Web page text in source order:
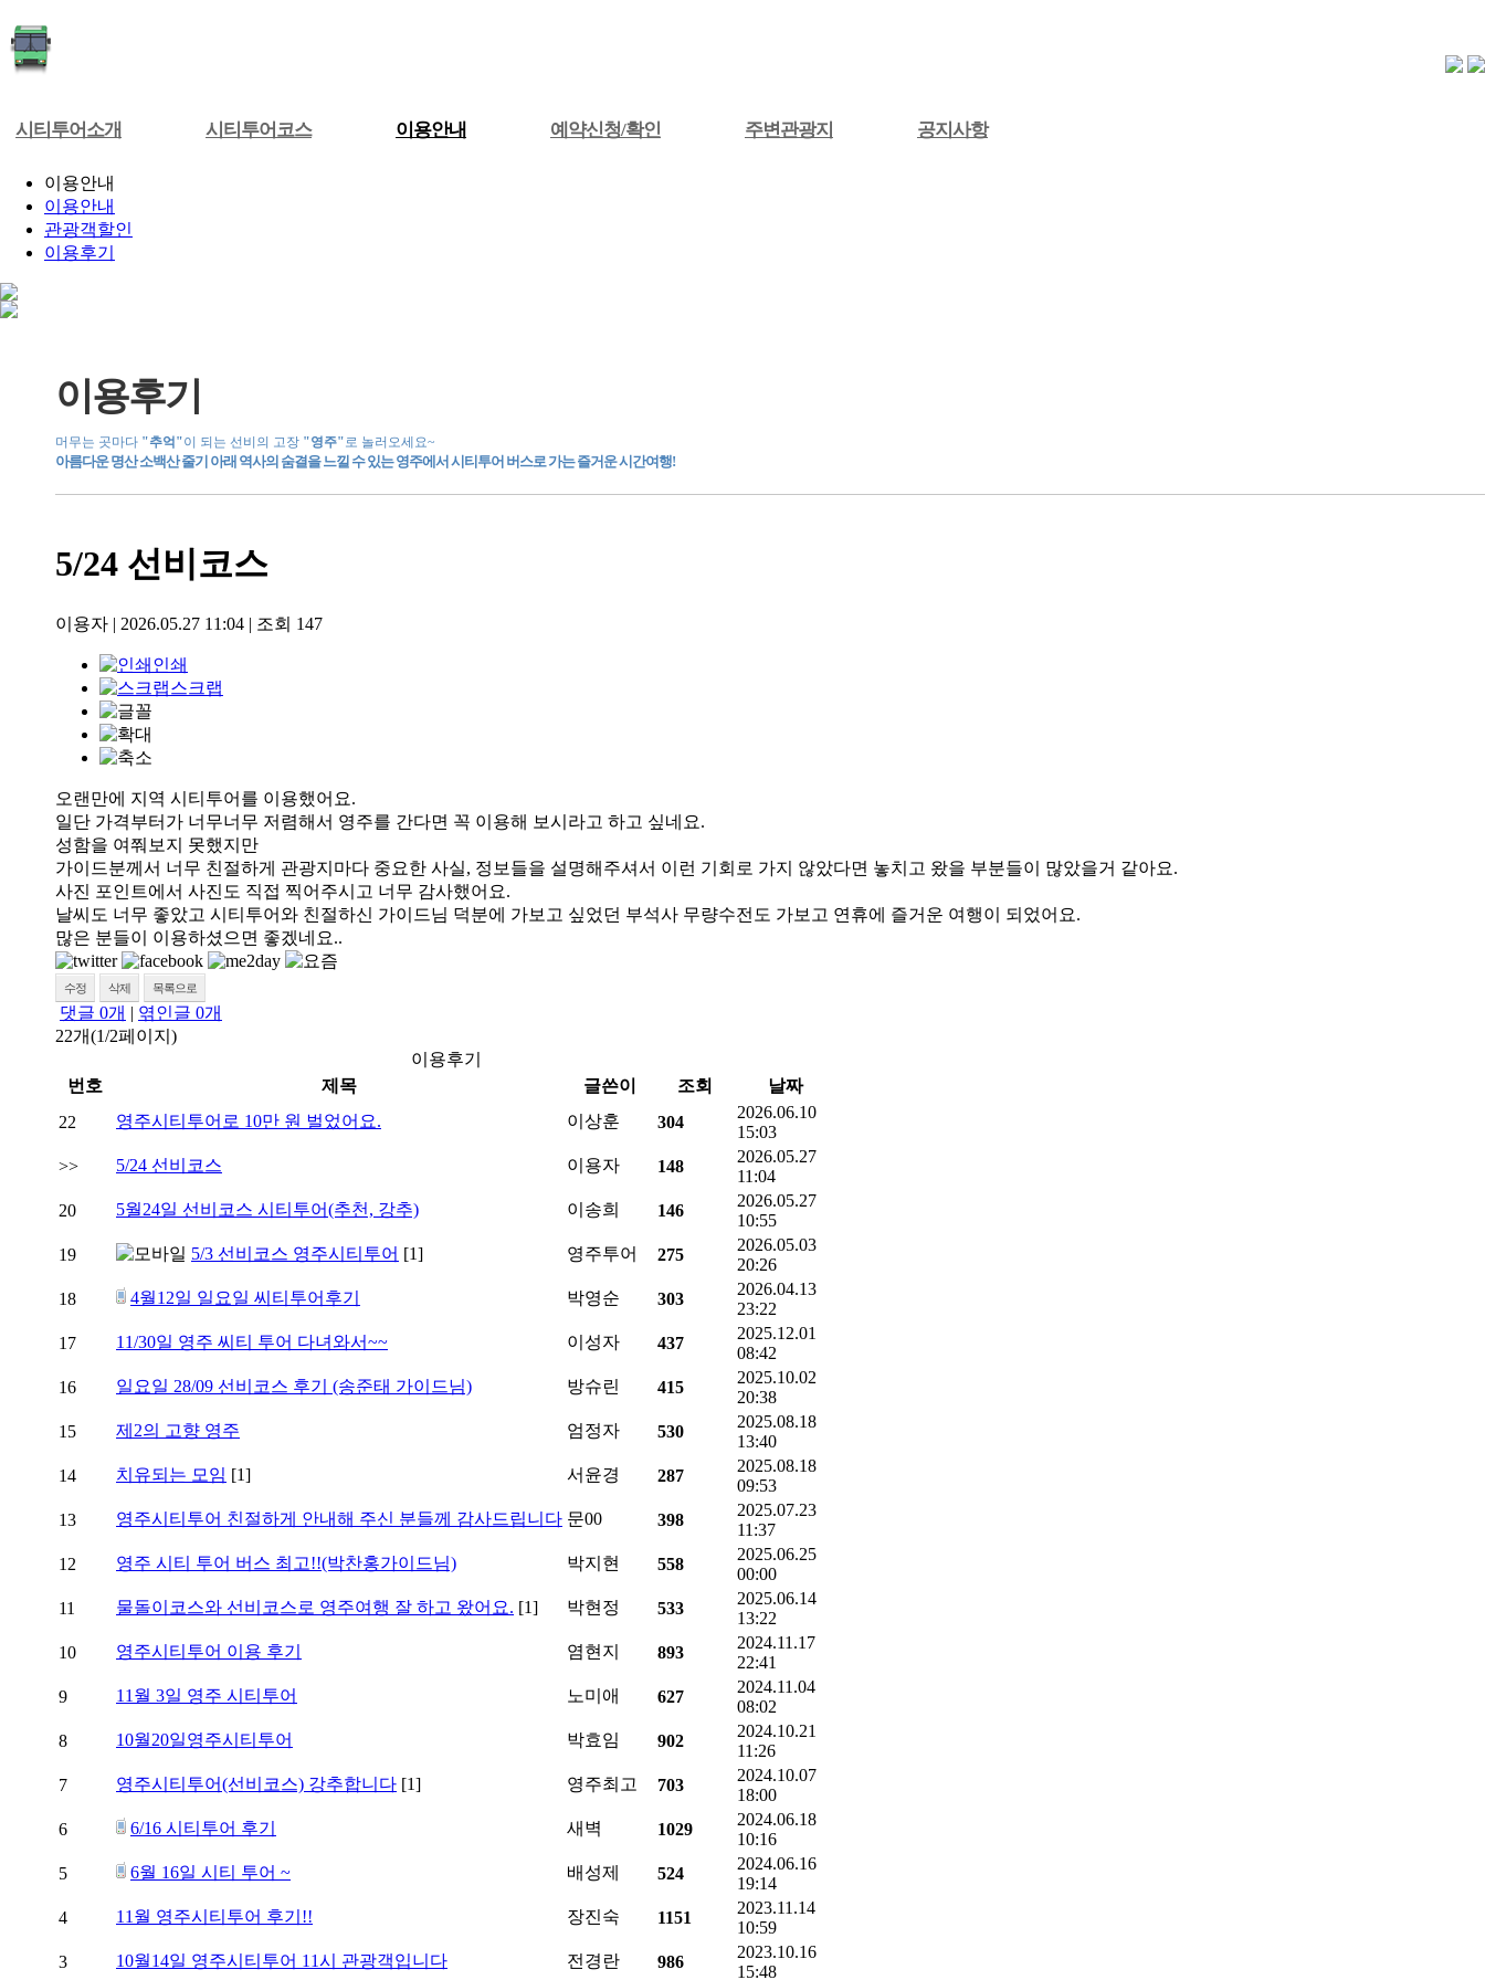
시티투어소개 시티투어코스 이용안내 예약신청/확인 주변관광지 공지사항
이용안내
이용안내
관광객할인
이용후기
이용후기
머무는 곳마다 "추억"이 되는 선비의 고장 "영주"로 놀러오세요~
아름다운 명산 소백산 줄기 아래 역사의 숨결을 느낄 수 있는 영주에서 시티투어 버스로 가는 즐거운 시간여행!
5/24 선비코스
이용자 | 2026.05.27 11:04 | 조회 147
인쇄
스크랩
오랜만에 지역 시티투어를 이용했어요.
일단 가격부터가 너무너무 저렴해서 영주를 간다면 꼭 이용해 보시라고 하고 싶네요.
성함을 여쭤보지 못했지만
가이드분께서 너무 친절하게 관광지마다 중요한 사실, 정보들을 설명해주셔서 이런 기회로 가지 않았다면 놓치고 왔을 부분들이 많았을거 같아요.
사진 포인트에서 사진도 직접 찍어주시고 너무 감사했어요.
날씨도 너무 좋았고 시티투어와 친절하신 가이드님 덕분에 가보고 싶었던 부석사 무량수전도 가보고 연휴에 즐거운 여행이 되었어요.
많은 분들이 이용하셨으면 좋겠네요..
수정 삭제 목록으로
댓글 0개 | 엮인글 0개
22개(1/2페이지)
이용후기
번호
제목 글쓴이 조회
날짜
22
영주시티투어로 10만 원 벌었어요. 이상훈 304
2026.06.10
15:03
>>
5/24 선비코스 이용자 148
2026.05.27
11:04
20
5월24일 선비코스 시티투어(추천, 강추) 이송희 146
2026.05.27
10:55
19
5/3 선비코스 영주시티투어 [1] 영주투어 275
2026.05.03
20:26
18
4월12일 일요일 씨티투어후기 박영순 303
2026.04.13
23:22
17
11/30일 영주 씨티 투어 다녀와서~~ 이성자 437
2025.12.01
08:42
16
일요일 28/09 선비코스 후기 (송준태 가이드님) 방슈린 415
2025.10.02
20:38
15
제2의 고향 영주 엄정자 530
2025.08.18
13:40
14
치유되는 모임 [1] 서윤경 287
2025.08.18
09:53
13
영주시티투어 친절하게 안내해 주신 분들께 감사드립니다 문00 398
2025.07.23
11:37
12
영주 시티 투어 버스 최고!!(박찬홍가이드님) 박지현 558
2025.06.25
00:00
11
물돌이코스와 선비코스로 영주여행 잘 하고 왔어요. [1] 박현정 533
2025.06.14
13:22
10
영주시티투어 이용 후기 염현지 893
2024.11.17
22:41
9
11월 3일 영주 시티투어 노미애 627
2024.11.04
08:02
8
10월20일영주시티투어 박효임 902
2024.10.21
11:26
7
영주시티투어(선비코스) 강추합니다 [1] 영주최고 703
2024.10.07
18:00
6
6/16 시티투어 후기 새벽 1029
2024.06.18
10:16
5
6월 16일 시티 투어 ~ 배성제 524
2024.06.16
19:14
4
11월 영주시티투어 후기!! 장진숙 1151
2023.11.14
10:59
3
10월14일 영주시티투어 11시 관광객입니다 전경란 986
2023.10.16
15:48